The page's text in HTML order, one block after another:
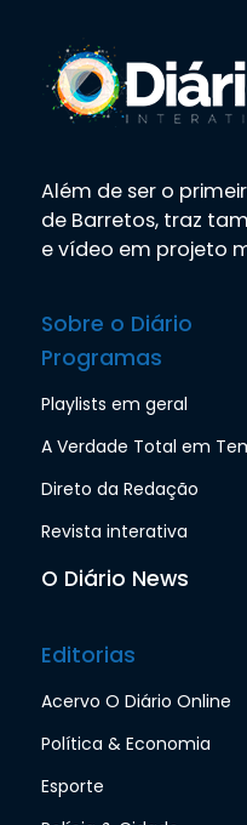
Além de ser o
de Barretos, traz
e vídeo em projeto
Sobre o Diário
Programas
Playlists em geral
A Verdade Total em
Direto da Redação
Revista interativa
O Diário News
Editorias
Acervo O Diário Online
Política & Economia
Esporte